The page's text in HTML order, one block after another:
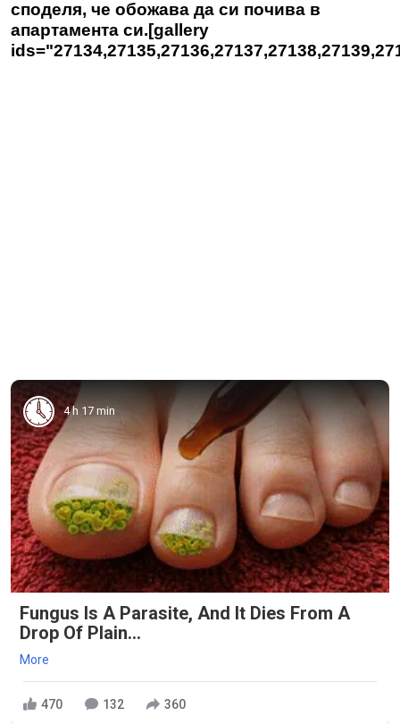
споделя, че обожава да си почива в
апартамента си.[gallery
4 h 17 min
Fungus Is A Parasite, And It Dies From A
Drop Of Plain...
More
470 132 360